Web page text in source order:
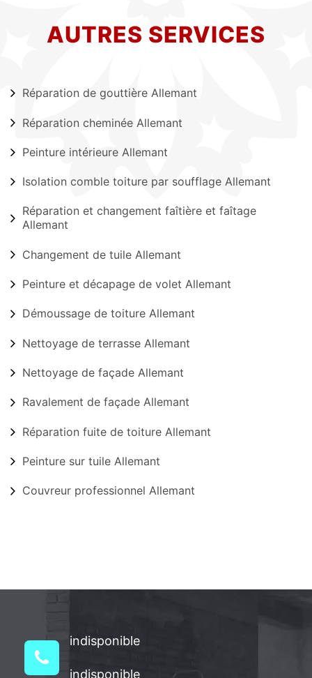
AUTRES SERVICES
Réparation de gouttière Allemant
Réparation cheminée Allemant
Peinture intérieure Allemant
Isolation comble toiture par soufflage Allemant
Réparation et changement faîtière et faîtage
Allemant
Changement de tuile Allemant
Peinture et décapage de volet Allemant
Démoussage de toiture Allemant
Nettoyage de terrasse Allemant
Nettoyage de façade Allemant
Ravalement de façade Allemant
Réparation fuite de toiture Allemant
Peinture sur tuile Allemant
Couvreur professionnel Allemant
indisponible
indisponible